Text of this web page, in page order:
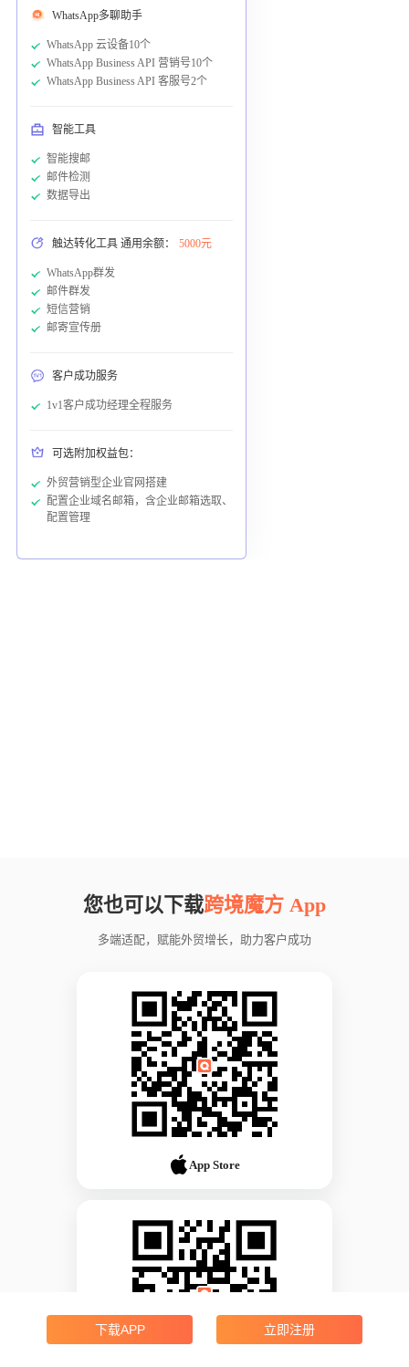
WhatsApp多聊助手
WhatsApp 云设备10个
WhatsApp Business API 营销号10个
WhatsApp Business API 客服号2个
智能工具
智能搜邮
邮件检测
数据导出
触达转化工具 通用余额： 5000元
WhatsApp群发
邮件群发
短信营销
邮寄宣传册
客户成功服务
1v1客户成功经理全程服务
可选附加权益包：
外贸营销型企业官网搭建
配置企业域名邮箱，含企业邮箱选取、
配置管理
您也可以下载跨境魔方 App
多端适配，赋能外贸增长，助力客户成功
App Store
下载APP 立即注册